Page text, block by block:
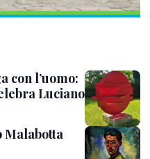
con l’uomo:
Luciano
Malabotta